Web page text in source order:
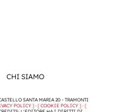
CHI SIAMO
SANTA MARIA 20 - TRAMONTI
POLICY ]· [ COOKIE POLICY ]· [